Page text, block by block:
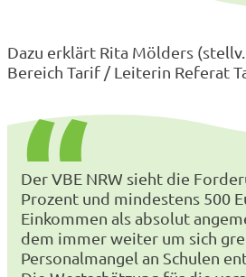
Dazu erklärt Rita Mölders
Bereich Tarif / Leiterin Referat
Der VBE NRW sieht die
Prozent und mindestens 500
Einkommen als absolut
dem immer weiter um sich
Personalmangel an Schulen